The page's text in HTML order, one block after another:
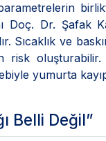
Doç. Dr. Şafak
Sıcaklık ve
risk
yumurta
Belli Değil”